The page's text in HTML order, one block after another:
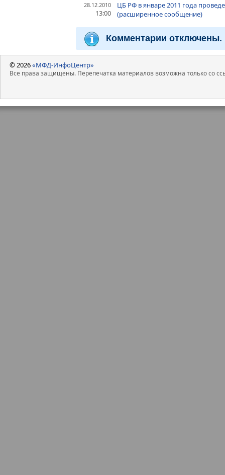
28.12.2010
13:00
ЦБ РФ в январе 2011 года
(расширенное сообщение)
Комментарии отключены.
© 2026«МФД-ИнфоЦентр»
Все права защищены. Перепечатка материалов возможна только со